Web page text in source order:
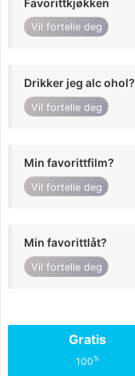
Vil fortelle deg
Drikker jeg alc ohol?
Vil fortelle deg
Min favorittfilm?
Vil fortelle deg
Min favorittlåt?
Vil fortelle deg
Gratis
100%